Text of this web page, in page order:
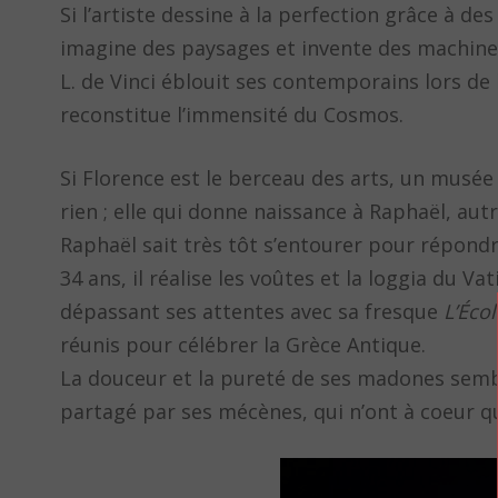
Si l’artiste dessine à la perfection grâce à
imagine des paysages et invente des
L. de Vinci éblouit ses contemporains lors de
reconstitue l’immensité du Cosmos.
Si Florence est le berceau des arts, un
rien ; elle qui donne naissance à Raphaël,
Raphaël sait très tôt s’entourer pour
34 ans, il réalise les voûtes et la loggia du
dépassant ses attentes avec sa fresque
réunis pour célébrer la Grèce Antique.
La douceur et la pureté de ses madones
partagé par ses mécènes, qui n’ont à coeur